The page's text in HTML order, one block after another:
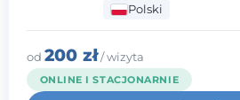
komunikacji.
pracy z dziećmi i
z różnorodnymi
emocjonalnymi oraz
Polski
od 200 zł/ wizyta
ONLINE I STACJONARNIE